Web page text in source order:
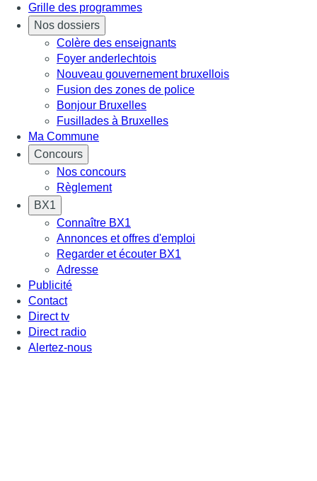
Grille des programmes
Nos dossiers
Colère des enseignants
Foyer anderlechtois
Nouveau gouvernement bruxellois
Fusion des zones de police
Bonjour Bruxelles
Fusillades à Bruxelles
Ma Commune
Concours
Nos concours
Règlement
BX1
Connaître BX1
Annonces et offres d'emploi
Regarder et écouter BX1
Adresse
Publicité
Contact
Direct tv
Direct radio
Alertez-nous